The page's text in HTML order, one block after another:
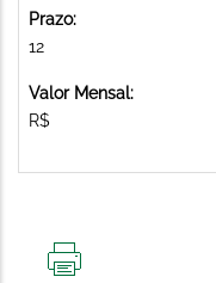
Prazo:
12
Valor Mensal:
R$